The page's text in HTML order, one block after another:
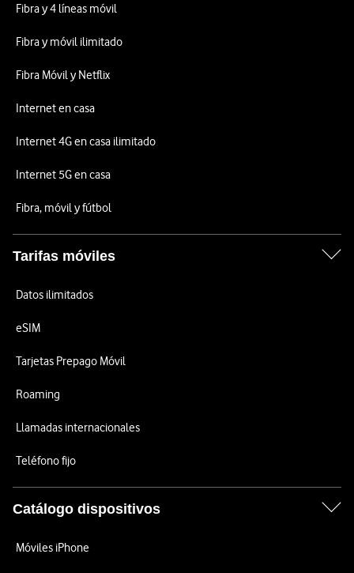
Fibra y 4 líneas móvil
Fibra y móvil ilimitado
Fibra Móvil y Netflix
Internet en casa
Internet 4G en casa ilimitado
Internet 5G en casa
Fibra, móvil y fútbol
Tarifas móviles
Datos ilimitados
eSIM
Tarjetas Prepago Móvil
Roaming
Llamadas internacionales
Teléfono fijo
Catálogo dispositivos
Móviles iPhone